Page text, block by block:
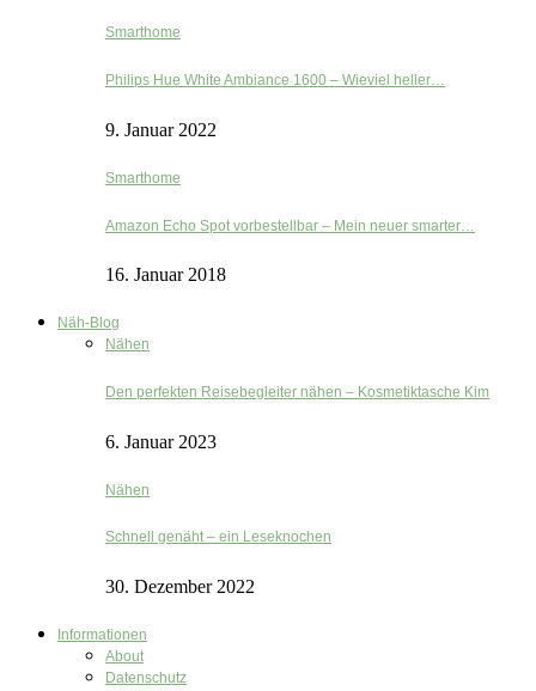
Smarthome
Philips Hue White Ambiance 1600 – Wieviel heller…
9. Januar 2022
Smarthome
Amazon Echo Spot vorbestellbar – Mein neuer smarter…
16. Januar 2018
Näh-Blog
Nähen
Den perfekten Reisebegleiter nähen – Kosmetiktasche Kim
6. Januar 2023
Nähen
Schnell genäht – ein Leseknochen
30. Dezember 2022
Informationen
About
Datenschutz